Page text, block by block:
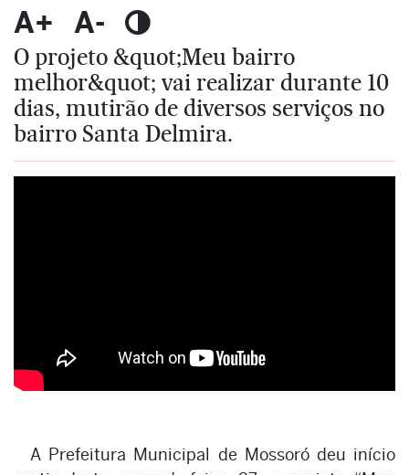
A+ A-
O projeto &quot;Meu bairro
melhor&quot; vai realizar durante 10
dias, mutirão de diversos serviços no
bairro Santa Delmira.
A Prefeitura Municipal de Mossoró deu início